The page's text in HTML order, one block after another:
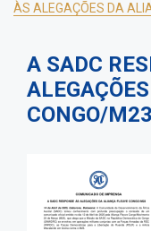
ÀS ALEGAÇÕES DA
A SADC
CONGO/M23